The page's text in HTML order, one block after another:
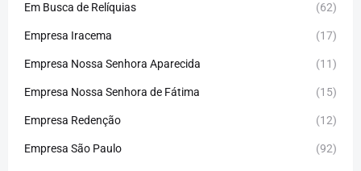
Em Busca de Relíquias (62)
Empresa Iracema (17)
Empresa Nossa Senhora Aparecida (11)
Empresa Nossa Senhora de Fátima (15)
Empresa Redenção (12)
Empresa São Paulo (92)